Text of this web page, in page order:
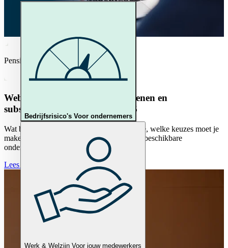
Bedrijfsrisico's Voor ondernemers
Werk & Welzijn Voor jouw medewerkers
Pensioen
Webinar | Wet Toekomst Pensioenen en
subsidieregeling op 27 aug 2026
Wat betekent de WTP voor jouw organisatie, welke keuzes moet je
maken en hoe kun je gebruikmaken van de beschikbare
ondersteuning? Word in één uur bijgepraat.
Lees verder